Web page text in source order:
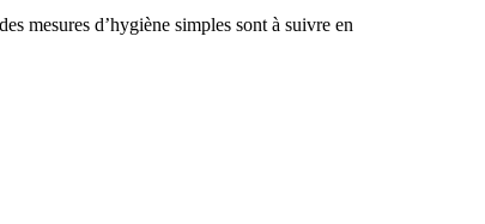
mesures d’hygiène simples sont à suivre en